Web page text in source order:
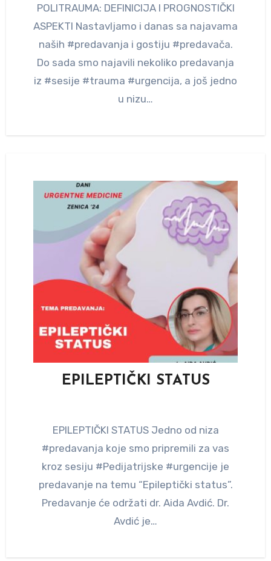
POLITRAUMA: DEFINICIJA I PROGNOSTIČKI
ASPEKTI Nastavljamo i danas sa najavama
naših #predavanja i gostiju #predavača.
Do sada smo najavili nekoliko predavanja
iz #sesije #trauma #urgencija, a još jedno
u nizu…
EPILEPTIČKI STATUS
EPILEPTIČKI STATUS Jedno od niza
#predavanja koje smo pripremili za vas
kroz sesiju #Pedijatrijske #urgencije je
predavanje na temu “Epileptički status”.
Predavanje će održati dr. Aida Avdić. Dr.
Avdić je…